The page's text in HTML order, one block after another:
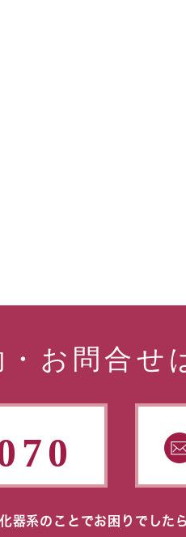
・お問合せ
器系のことでお困りでした